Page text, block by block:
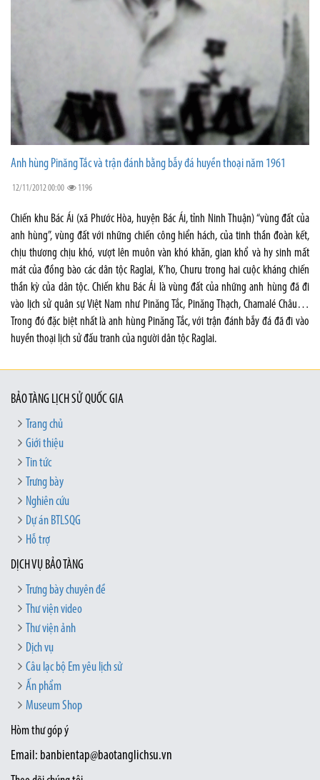
Anh hùng Pinăng Tắc và trận đánh bằng bẫy đá huyền thoại năm 1961
12/11/2012 00:00 1196
Chiến khu Bác Ái (xã Phước Hòa, huyện Bác Ái, tỉnh Ninh Thuận) “vùng đất của
anh hùng”, vùng đất với những chiến công hiển hách, của tinh thần đoàn kết,
chịu thương chịu khó, vượt lên muôn vàn khó khăn, gian khổ và hy sinh mất
mát của đồng bào các dân tộc Raglai, K’ho, Churu trong hai cuộc kháng chiến
thần kỳ của dân tộc. Chiến khu Bác Ái là vùng đất của những anh hùng đã đi
vào lịch sử quân sự Việt Nam như Pinăng Tắc, Pinăng Thạch, Chamalé Châu…
Trong đó đặc biệt nhất là anh hùng Pinăng Tắc, với trận đánh bẫy đá đã đi vào
huyền thoại lịch sử đấu tranh của người dân tộc Raglai.
BẢO TÀNG LỊCH SỬ QUỐC GIA
Trang chủ
Giới thiệu
Tin tức
Trưng bày
Nghiên cứu
Dự án BTLSQG
Hỗ trợ
DỊCH VỤ BẢO TÀNG
Trưng bày chuyên đề
Thư viện video
Thư viện ảnh
Dịch vụ
Câu lạc bộ Em yêu lịch sử
Ấn phẩm
Museum Shop
Hòm thư góp ý
Email: banbientap@baotanglichsu.vn